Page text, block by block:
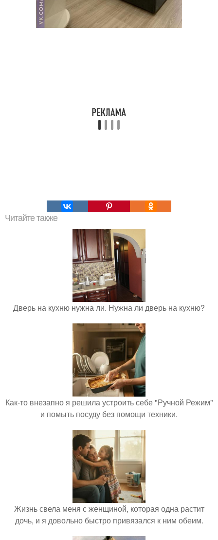
Читайте также
Дверь на кухню нужна ли. Нужна ли дверь на кухню?
Как-то внезапно я решила устроить себе "Ручной Режим"
и помыть посуду без помощи техники.
Жизнь свела меня с женщиной, которая одна растит
дочь, и я довольно быстро привязался к ним обеим.